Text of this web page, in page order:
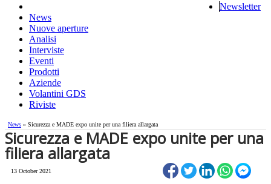
Newsletter
News
Nuove aperture
Analisi
Interviste
Eventi
Prodotti
Aziende
Volantini GDS
Riviste
News » Sicurezza e MADE expo unite per una filiera allargata
Sicurezza e MADE expo unite per una
filiera allargata
13 October 2021